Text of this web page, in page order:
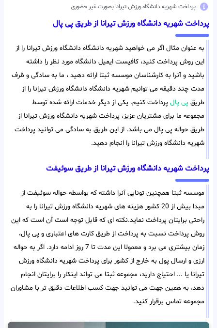
پرداخت شهریه دانشگاه ورزش تیرانا بصورت غیر حضوری
پرداخت شهریه دانشگاه ورزش تیرانا از طریق پی پال
به عنوان مثال اگر می خواهید شهریه دانشگاه دانشگاه ورزش تیرانا را از
این روش پرداخت کنید، کافیست ایمیل دانشگاه مورد نظر را داشته
باشید و آنرا به کارشناسان موسسه ثبتا ارائه دهید ، ما به سادگی و ظرف
مدت چند دقیقه می توانیم شهریه دانشگاه دانشگاه ورزش تیرانا را از
طریق پی پال پرداخت کنیم. یکی از دیگر خدمات ارائه شده توسط
مجموعه ما برای مشتریان عزیز، پرداخت شهریه دانشگاه ورزش تیرانا از
طریق حواله پی پال می باشد. از این طریق به سادگی می توانید پرداخت
شهریه دانشگاه ورزش تیرانا را انجام دهید.
پرداخت شهریه دانشگاه ورزش تیرانا از طریق سوئیفت
موسسه ثبتا همچنین تونایی آنرا داشته که بواسطه حواله سوئیفت از
مبدا بیش از 20 کشور هزینه های شهریه دانشگاه ورزش تیرانا را به
راحتی برایتان پرداخت نماید.نکته ای که قابل توجه است آن است که این
روش پرداخت نسبت به پرداخت از طریق کارت های اعتباری و پی پال،
زمان بیشتری می برد و معمولا این مدت تا 7 روز ادامه دارد. اگر به حواله
ارزی و ارسال پول به خارج از کشور برای پرداخت شهریه دانشگاه ورزش
تیرانا یا ... احتیاج دارید، مجموعه ثبتا می تواند اینکار را برایتان انجام
دهد، به همین جهت می توانید جهت کسب اطلاعات دقیق تر با مشاوران
مجموعه تماس برقرار کنید.